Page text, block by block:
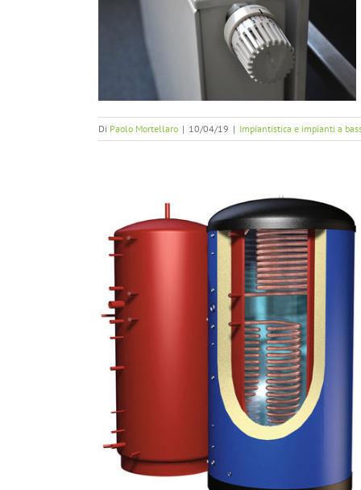
Di Paolo Mortellaro | 10/04/19 | Impiantistica e impianti a